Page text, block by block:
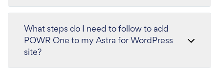
What steps do I need to follow to add
POWR One to my Astra for WordPress
site?